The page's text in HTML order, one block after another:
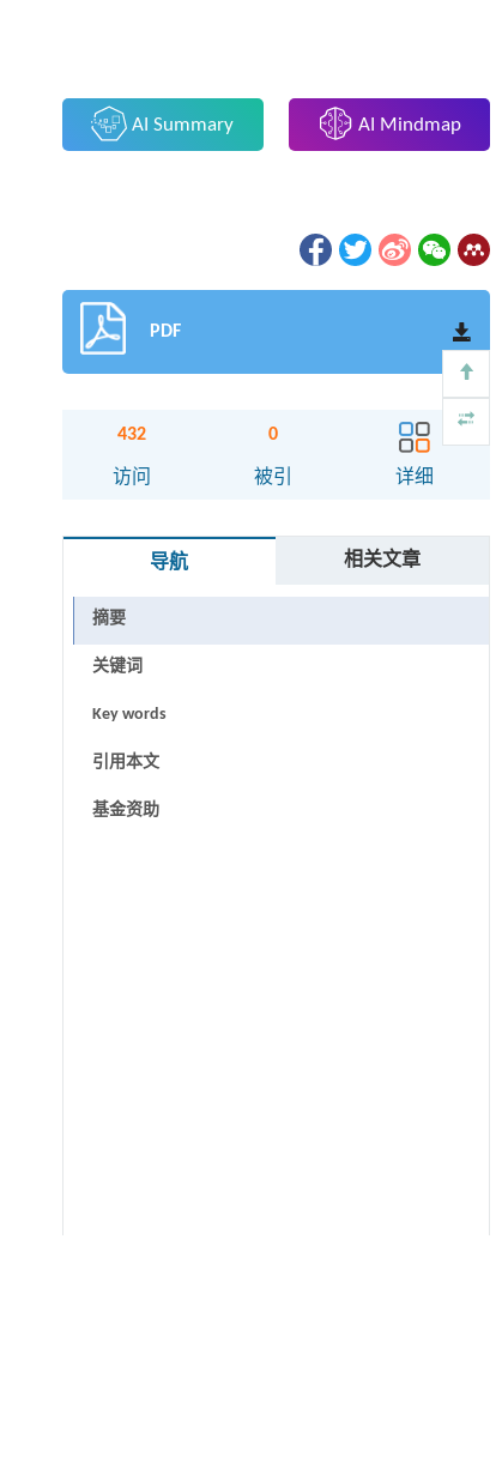
AI Summary AI Mindmap
PDF
432
访问
0
被引 详细
导航 相关文章
摘要
关键词
Key words
引用本文
基金资助